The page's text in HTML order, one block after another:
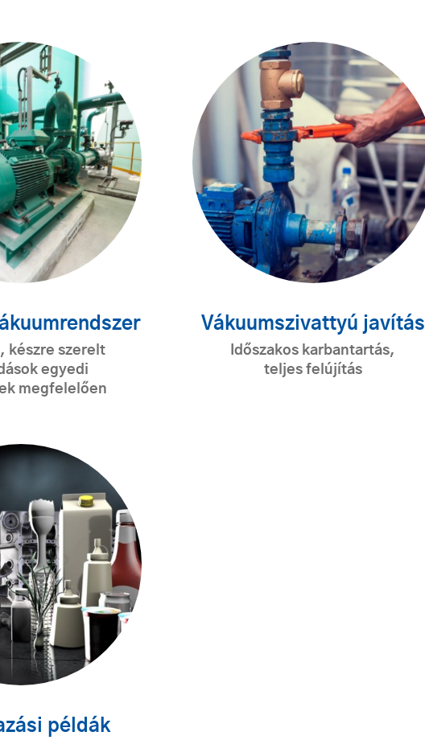
készre szerelt
egyedi
megfelelően
Vákuumszivattyú javítás
Időszakos karbantartás,
teljes felújítás
példák